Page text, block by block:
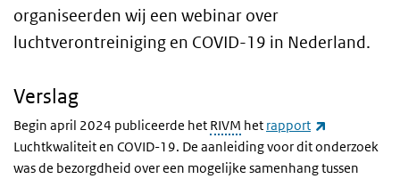
organiseerden wij een webinar over
luchtverontreiniging en COVID-19 in Nederland.
Verslag
Begin april 2024 publiceerde het RIVM het rapport
Luchtkwaliteit en COVID-19. De aanleiding voor dit onderzoek
was de bezorgdheid over een mogelijke samenhang tussen